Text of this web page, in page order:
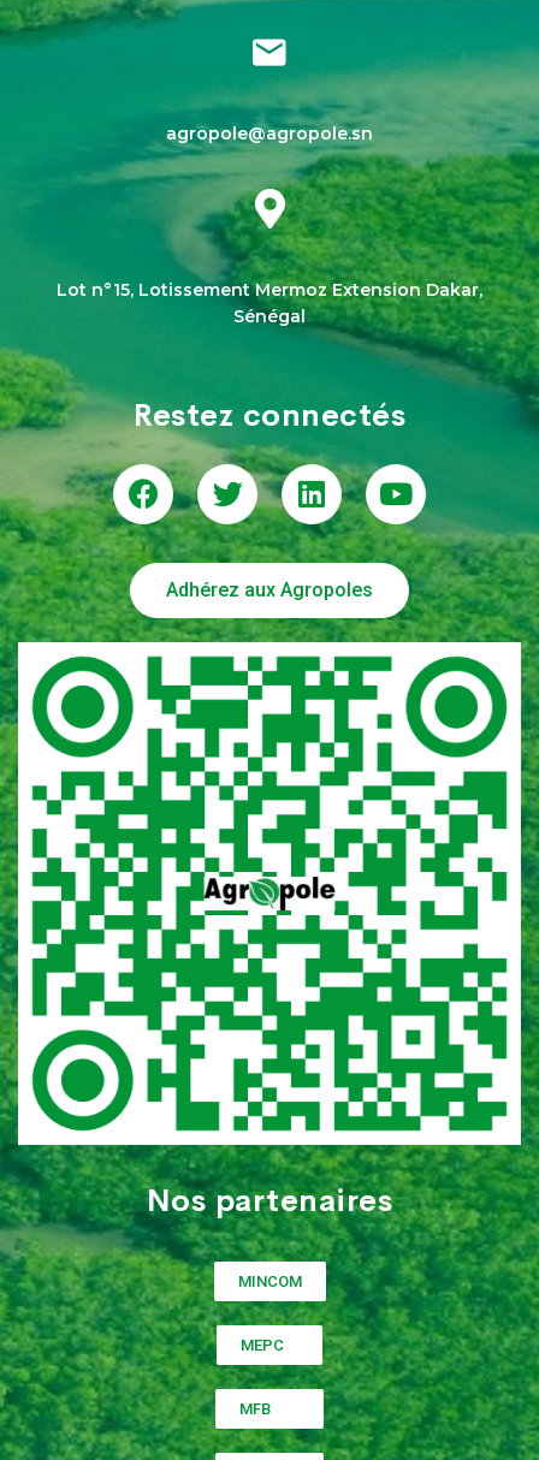
agropole@agropole.sn
Lot n°15, Lotissement Mermoz Extension Dakar,
Sénégal
Restez connectés
Adhérez aux Agropoles
Nos partenaires
MINCOM
MEPC
MFB